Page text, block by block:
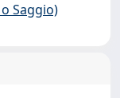
Saggio)